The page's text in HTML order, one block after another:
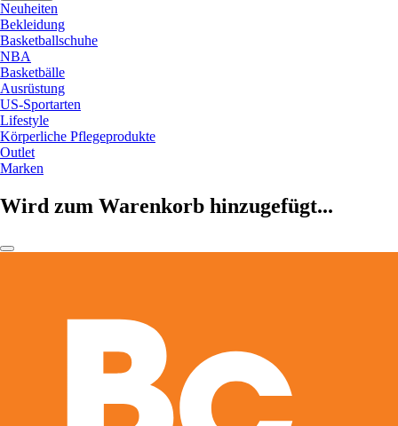
Neuheiten
Bekleidung
Basketballschuhe
NBA
Basketbälle
Ausrüstung
US-Sportarten
Lifestyle
Körperliche Pflegeprodukte
Outlet
Marken
Wird zum Warenkorb hinzugefügt...